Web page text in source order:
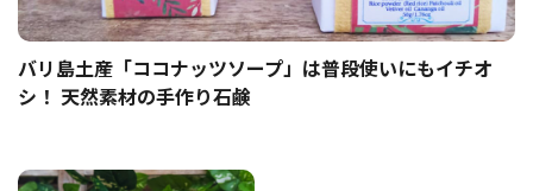
バリ島土産「ココナッツソープ」は普段使いにもイチオ
シ！ 天然素材の手作り石鹸